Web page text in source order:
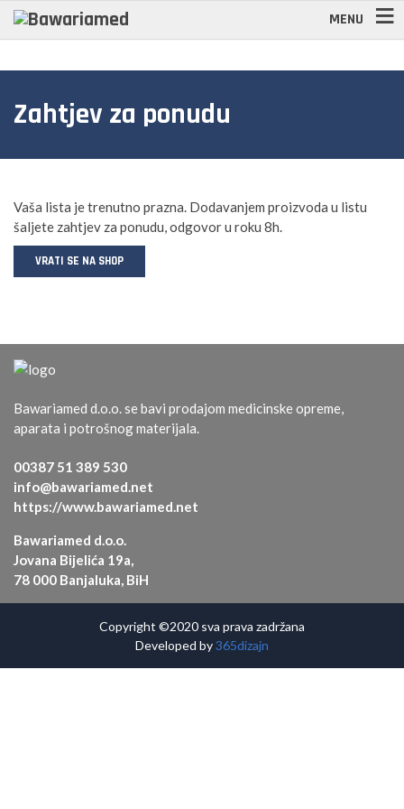
MENU
Zahtjev za ponudu
Vaša lista je trenutno prazna. Dodavanjem proizvoda u listu
šaljete zahtjev za ponudu, odgovor u roku 8h.
VRATI SE NA SHOP
Bawariamed d.o.o. se bavi prodajom medicinske opreme,
aparata i potrošnog materijala.
00387 51 389 530
info@bawariamed.net
https://www.bawariamed.net
Bawariamed d.o.o.
Jovana Bijelića 19a,
78 000 Banjaluka, BiH
Copyright ©2020 sva prava zadržana
Developed by365dizajn